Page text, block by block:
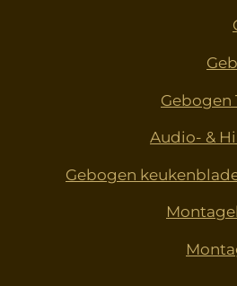
Gebogen
Audio- &
Gebogen